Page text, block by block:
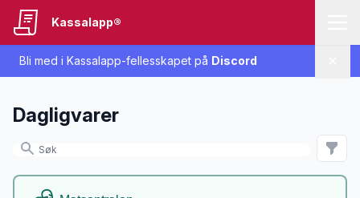
Bli med i Kassalapp-fellesskapet på Discord
Kassalapp®
Dagligvarer